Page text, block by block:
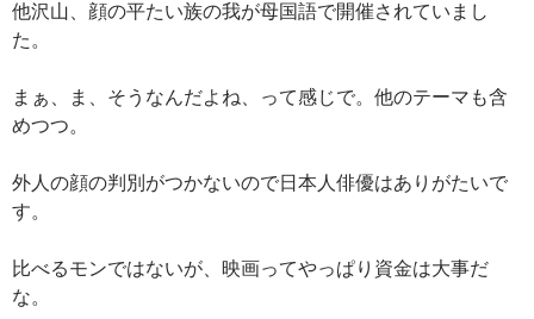
他沢山、顔の平たい族の我が母国語で開催されていまし
た。
まぁ、ま、そうなんだよね、って感じで。他のテーマも含
めつつ。
外人の顔の判別がつかないので日本人俳優はありがたいで
す。
比べるモンではないが、映画ってやっぱり資金は大事だ
な。